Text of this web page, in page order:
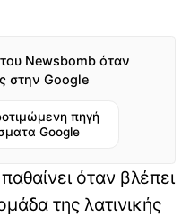
Newsbomb όταν
στην Google
πηγή
Google
όταν βλέπει
της λατινικής